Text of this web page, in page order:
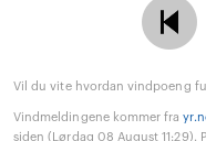
Vil du vite hvordan vindpoeng
Vindmeldingene kommer fra
siden (Lørdag 08 August 11:29).